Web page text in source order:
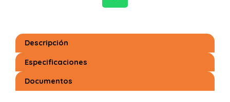
W
a
Descripción
Especificaciones
Documentos